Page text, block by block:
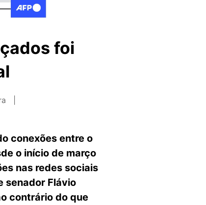
foi
conexões entre o
o início de março
nas redes sociais
senador Flávio
contrário do que